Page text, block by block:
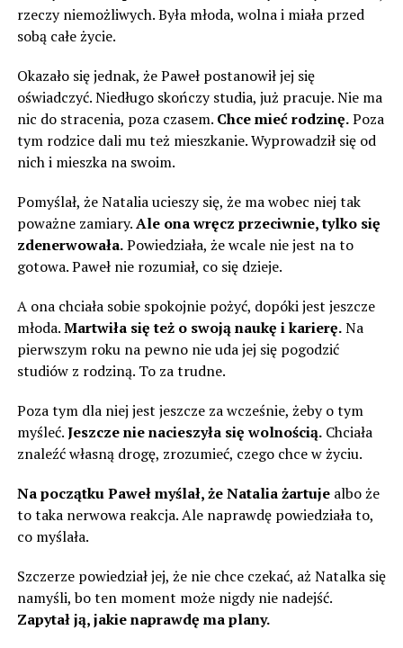
rzeczy niemożliwych. Była młoda, wolna i miała przed
sobą całe życie.
Okazało się jednak, że Paweł postanowił jej się
oświadczyć. Niedługo skończy studia, już pracuje. Nie ma
nic do stracenia, poza czasem. Chce mieć rodzinę.Poza
tym rodzice dali mu też mieszkanie. Wyprowadził się od
nich i mieszka na swoim.
Pomyślał, że Natalia ucieszy się, że ma wobec niej tak
poważne zamiary.Ale ona wręcz przeciwnie, tylko się
zdenerwowała.Powiedziała, że ​​wcale nie jest na to
gotowa. Paweł nie rozumiał, co się dzieje.
A ona chciała sobie spokojnie pożyć, dopóki jest jeszcze
młoda.Martwiła się też o swoją naukę i karierę.Na
pierwszym roku na pewno nie uda jej się pogodzić
studiów z rodziną. To za trudne.
Poza tym dla niej jest jeszcze za wcześnie, żeby o tym
myśleć.Jeszcze nie nacieszyła się wolnością.Chciała
znaleźć własną drogę, zrozumieć, czego chce w życiu.
Na początku Paweł myślał, że Natalia żartujealbo że
to taka nerwowa reakcja. Ale naprawdę powiedziała to,
co myślała.
Szczerze powiedział jej, że nie chce czekać, aż Natalka się
namyśli, bo ten moment może nigdy nie nadejść.
Zapytał ją, jakie naprawdę ma plany.